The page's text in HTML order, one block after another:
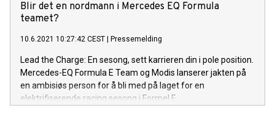
Blir det en nordmann i Mercedes EQ Formula
teamet?
10.6.2021 10:27:42 CEST Pressemelding
Lead the Charge: En sesong, sett karrieren din i pole position.
Mercedes-EQ Formula E Team og Modis lanserer jakten på
en ambisiøs person for å bli med på laget for en
elektrifiserende racing sesong i Formel E.